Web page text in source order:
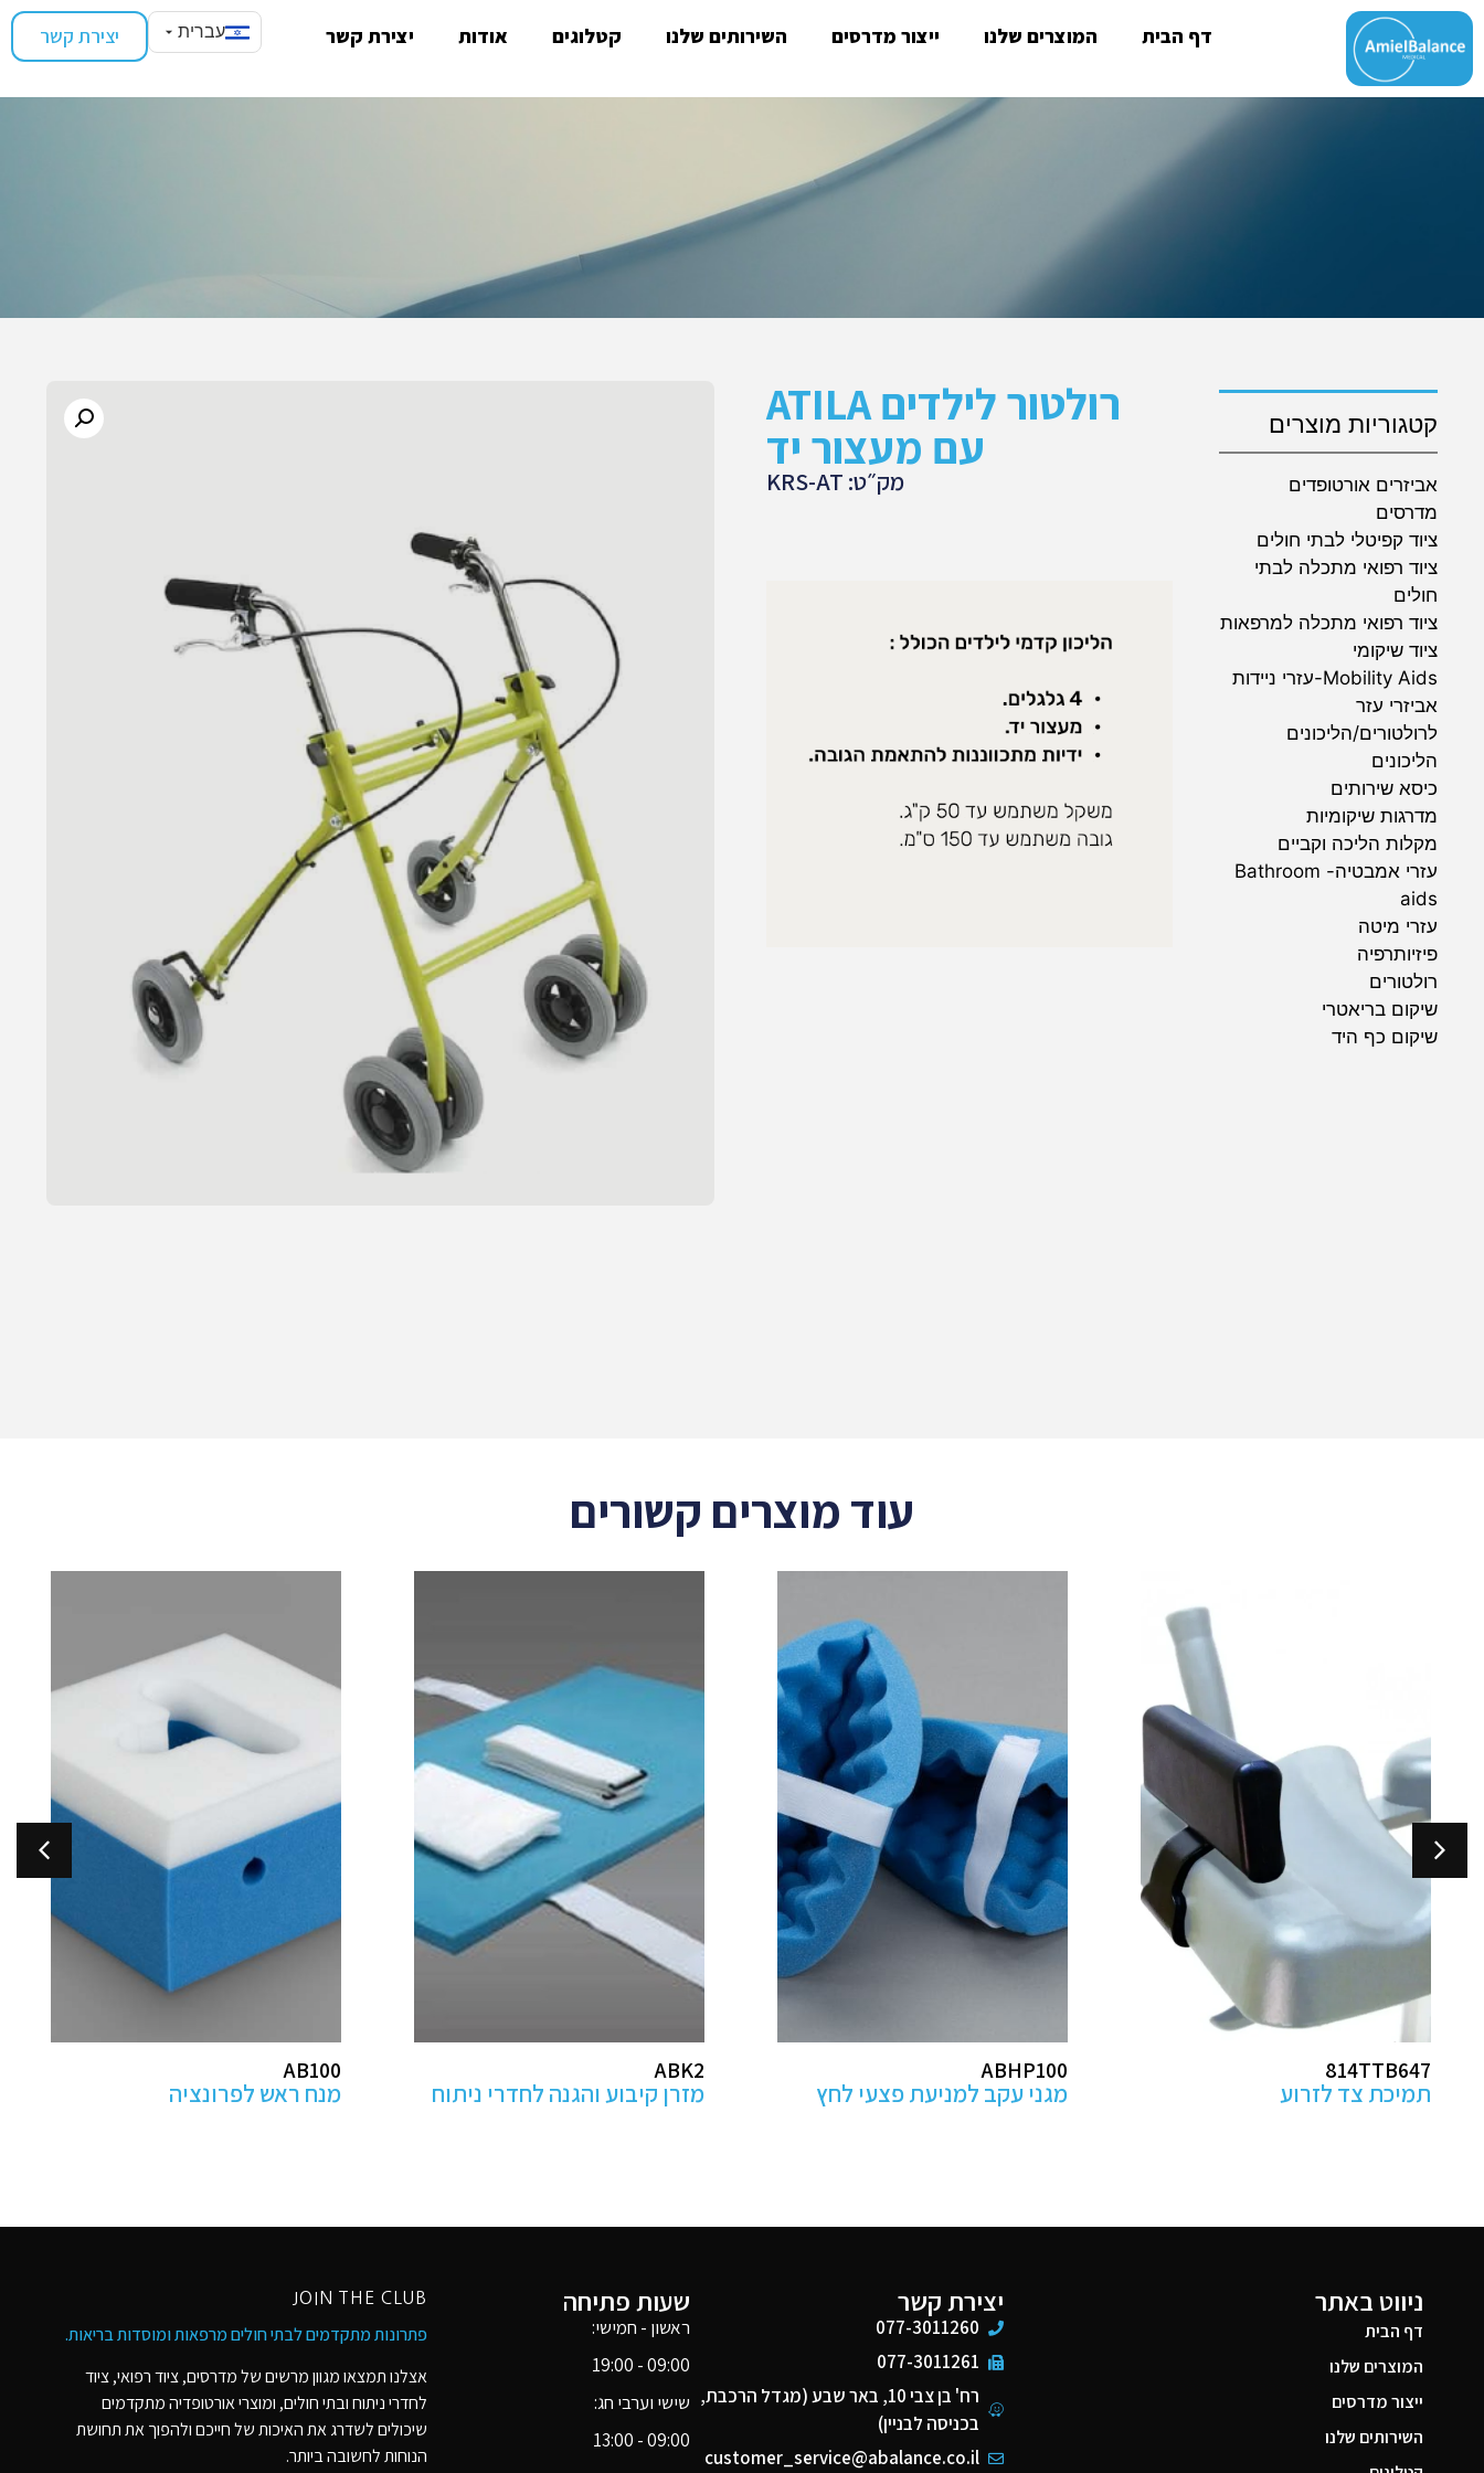
דף הבית המוצרים שלנו ייצור מדרסים השירותים שלנו קטלוגים אודות יצירת קשר יצירת קשר עברית
קטגוריות מוצרים
אביזרים אורטופדים
מדרסים
ציוד קפיטלי לבתי חולים
ציוד רפואי מתכלה לבתי
חולים
ציוד רפואי מתכלה למרפאות
ציוד שיקומי
Mobility Aids-עזרי ניידות
אביזרי עזר
לרולטורים/הליכונים
הליכונים
כיסא שירותים
מדרגות שיקומיות
מקלות הליכה וקביים
עזרי אמבטיה- Bathroom
aids
עזרי מיטה
פיזיותרפיה
רולטורים
שיקום בריאטרי
שיקום כף היד
רולטור לילדים ATILA
עם מעצור יד
מק״ט: KRS-AT
עוד מוצרים קשורים
ABHP100
מגני עקב למניעת פצעי לחץ
ABK2
מזרן קיבוע והגנה לחדרי ניתוח
AB100
מנח ראש לפרונציה
מקבילים מתכווננים
לפיזיותרפיה- בהתאמה אישית
ניווט באתר
דף הבית
המוצרים שלנו
ייצור מדרסים
השירותים שלנו
יצירת קשר
077-3011260
077-3011261
רח' בן צבי 10, באר שבע (מגדל הרכבת,
בכניסה לבניין)
customer_service@abalance.co.il
שעות פתיחה
ראשון - חמישי:
09:00 - 19:00
שישי וערבי חג:
09:00 - 13:00
JOIN THE CLUB
פתרונות מתקדמים לבתי חולים מרפאות ומוסדות בריאות​.
אצלנו תמצאו מגוון מרשים של מדרסים, ציוד רפואי, ציוד
לחדרי ניתוח ובתי חולים, ומוצרי אורטופדיה מתקדמים
שיכולים לשדרג את האיכות של חייכם ולהפוך את תחושת
הנוחות לחשובה ביותר.